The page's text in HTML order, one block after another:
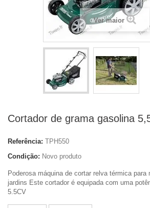
Ver maior
Cortador de grama gasolina
Referência: TPH550
Condição: Novo produto
Poderosa máquina de cortar relva térmica para
jardins Este cortador é equipada com uma
5.5CV